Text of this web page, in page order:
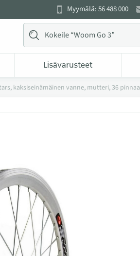
Myymälä: 56 488 000
Lisävarusteet
kaksiseinämäinen vanne, mutteri, 36 pinnaa